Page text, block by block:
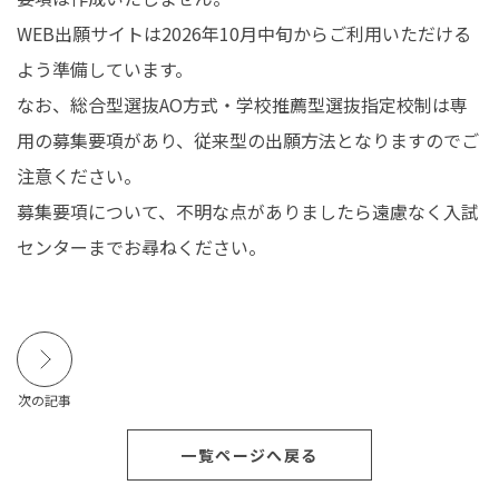
WEB出願サイトは2026年10月中旬からご利用いただける
よう準備しています。
なお、総合型選抜AO方式・学校推薦型選抜指定校制は専
用の募集要項があり、従来型の出願方法となりますのでご
注意ください。
募集要項について、不明な点がありましたら遠慮なく入試
センターまでお尋ねください。
次の記事
一覧ページへ戻る